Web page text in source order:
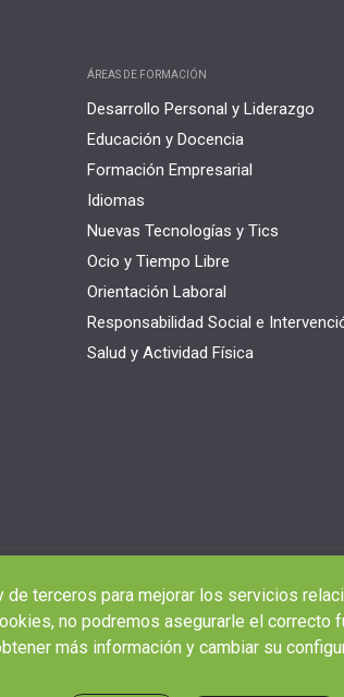
ÁREAS DE FORMACIÓN
Desarrollo Personal y Liderazgo
Educación y Docencia
Formación Empresarial
Idiomas
Nuevas Tecnologías y Tics
Ocio y Tiempo Libre
Orientación Laboral
Responsabilidad Social e
Salud y Actividad Física
terceros para mejorar los servicios
no podremos asegurarle el
más información y cambiar su